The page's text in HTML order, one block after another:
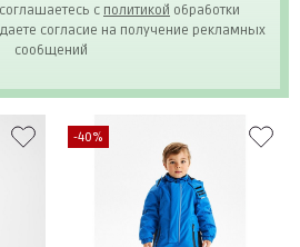
с политикой обработки
согласие на получение рекламных
сообщений
-40%